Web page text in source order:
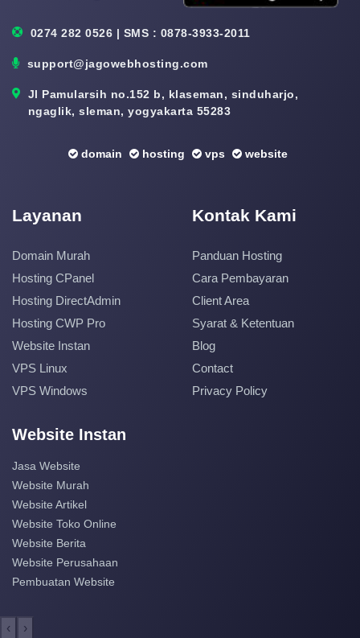
0274 282 0526 | SMS : 0878-3933-2011
support@jagowebhosting.com
Jl Pamularsih no.152 b, klaseman, sinduharjo,
ngaglik, sleman, yogyakarta 55283
domain hosting vps website
Layanan
Domain Murah
Hosting CPanel
Hosting DirectAdmin
Hosting CWP Pro
Website Instan
VPS Linux
VPS Windows
Kontak Kami
Panduan Hosting
Cara Pembayaran
Client Area
Syarat & Ketentuan
Blog
Contact
Privacy Policy
Website Instan
Jasa Website
Website Murah
Website Artikel
Website Toko Online
Website Berita
Website Perusahaan
Pembuatan Website
‹ ›